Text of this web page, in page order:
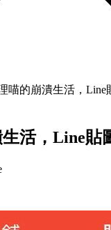
喵的崩潰生活，Line
活，Line貼